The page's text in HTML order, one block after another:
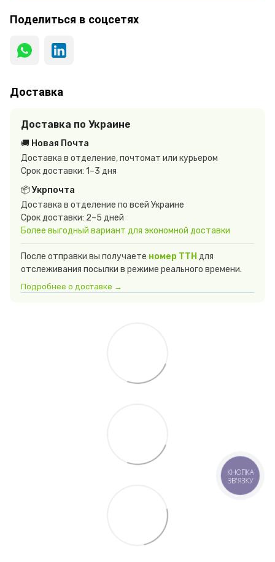
Поделиться в соцсетях
Доставка
Доставка по Украине
🚚 Новая Почта
Доставка в отделение, почтомат или курьером
Срок доставки: 1–3 дня
📦 Укрпочта
Доставка в отделение по всей Украине
Срок доставки: 2–5 дней
Более выгодный вариант для экономной доставки
После отправки вы получаете номер ТТН для
отслеживания посылки в режиме реального времени.
Подробнее о доставке →
КНОПКА
ЗВ'ЯЗКУ